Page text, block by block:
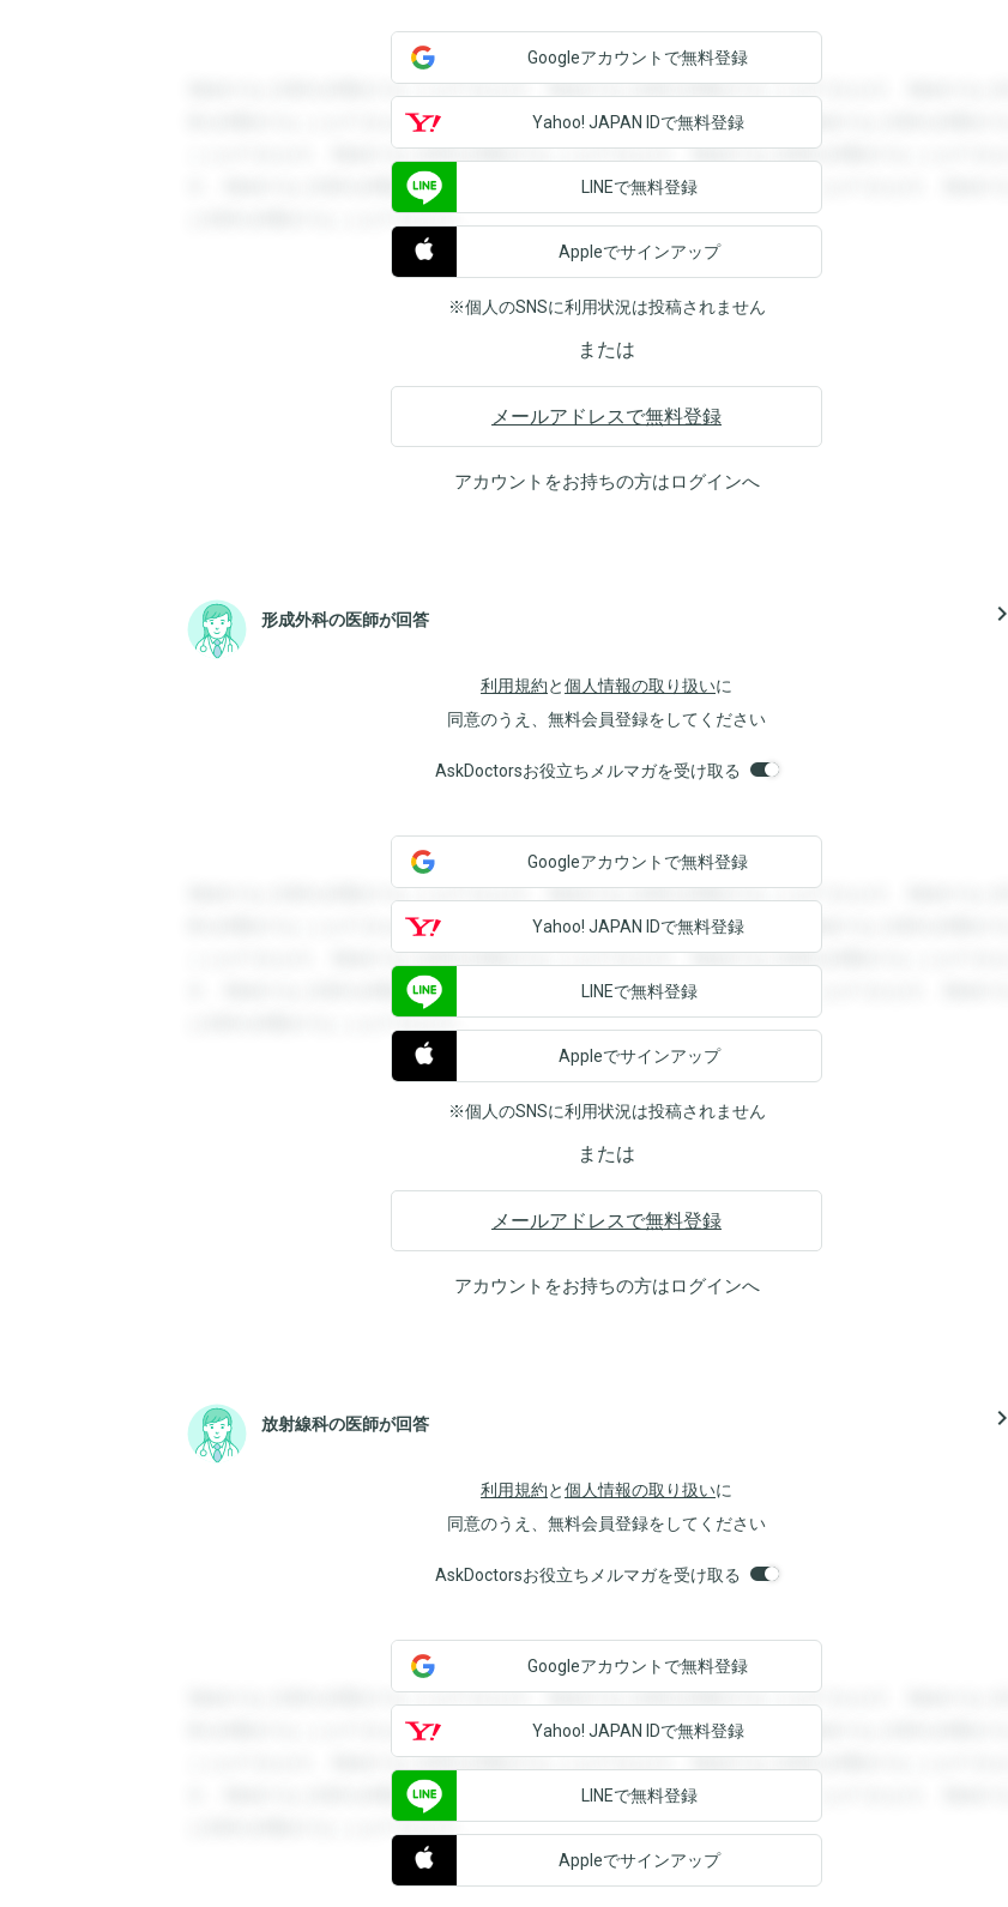
登録すると回答を閲覧することができます。登録すると回答を閲覧することができます。登録すると回
答を閲覧することができます。登録すると回答を閲覧することができます。登録すると回答を閲覧する
ことができます。登録すると回答を閲覧することができます。登録すると回答を閲覧することができま
す。登録すると回答を閲覧することができます。登録すると回答を閲覧することができます。登録する
と回答を閲覧することができます。
Googleアカウントで無料登録
Yahoo! JAPAN IDで無料登録
LINEで無料登録
Appleでサインアップ
※個人のSNSに利用状況は投稿されません
または
メールアドレスで無料登録
アカウントをお持ちの方はログインへ
形成外科の医師が回答 navigate_next
利用規約と個人情報の取り扱いに
同意のうえ、無料会員登録をしてください
AskDoctorsお役立ちメルマガを受け取る
登録すると回答を閲覧することができます。登録すると回答を閲覧することができます。登録すると回
答を閲覧することができます。登録すると回答を閲覧することができます。登録すると回答を閲覧する
ことができます。登録すると回答を閲覧することができます。登録すると回答を閲覧することができま
す。登録すると回答を閲覧することができます。登録すると回答を閲覧することができます。登録する
と回答を閲覧することができます。
Googleアカウントで無料登録
Yahoo! JAPAN IDで無料登録
LINEで無料登録
Appleでサインアップ
※個人のSNSに利用状況は投稿されません
または
メールアドレスで無料登録
アカウントをお持ちの方はログインへ
放射線科の医師が回答 navigate_next
利用規約と個人情報の取り扱いに
同意のうえ、無料会員登録をしてください
AskDoctorsお役立ちメルマガを受け取る
登録すると回答を閲覧することができます。登録すると回答を閲覧することができます。登録すると回
答を閲覧することができます。登録すると回答を閲覧することができます。登録すると回答を閲覧する
ことができます。登録すると回答を閲覧することができます。登録すると回答を閲覧することができま
す。登録すると回答を閲覧することができます。登録すると回答を閲覧することができます。登録する
と回答を閲覧することができます。
Googleアカウントで無料登録
Yahoo! JAPAN IDで無料登録
LINEで無料登録
Appleでサインアップ